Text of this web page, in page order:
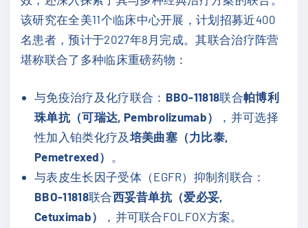
该研究在全美11个临床中心开展，计划招募近400
名患者，预计于2027年8月完成。其联合治疗阵营
堪称联合了多种临床重磅药物：
与免疫治疗及化疗联合： BBO-11818联合帕博利
珠单抗（可瑞达, Pembrolizumab）
，并可选择
性加入铂类化疗及 培美曲塞（力比泰,
Pemetrexed）
与表皮生长因子受体（EGFR）抑制剂联合：
BBO-11818联合西妥昔单抗（爱必妥,
Cetuximab）
，并可联合FOLFOX方案。